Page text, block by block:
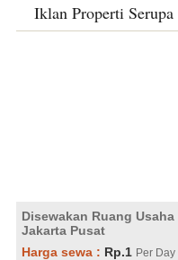
Iklan Properti Serupa
Disewakan Ruang
Jakarta Pusat
Harga sewa : Rp.1 Per Day